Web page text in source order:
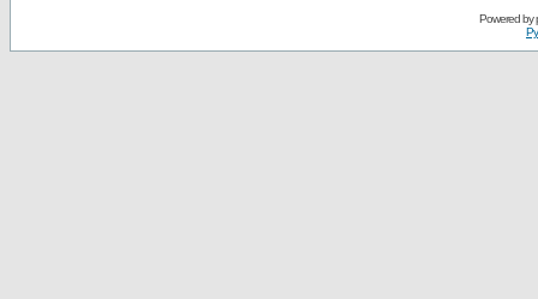
Powered by